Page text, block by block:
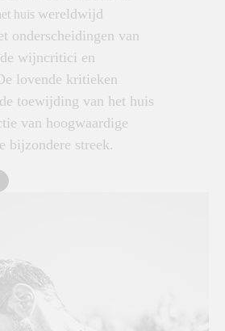
huis wereldwijd
onderscheidingen van
wijncritici en
lovende kritieken
toewijding van het huis
van hoogwaardige
bijzondere streek.